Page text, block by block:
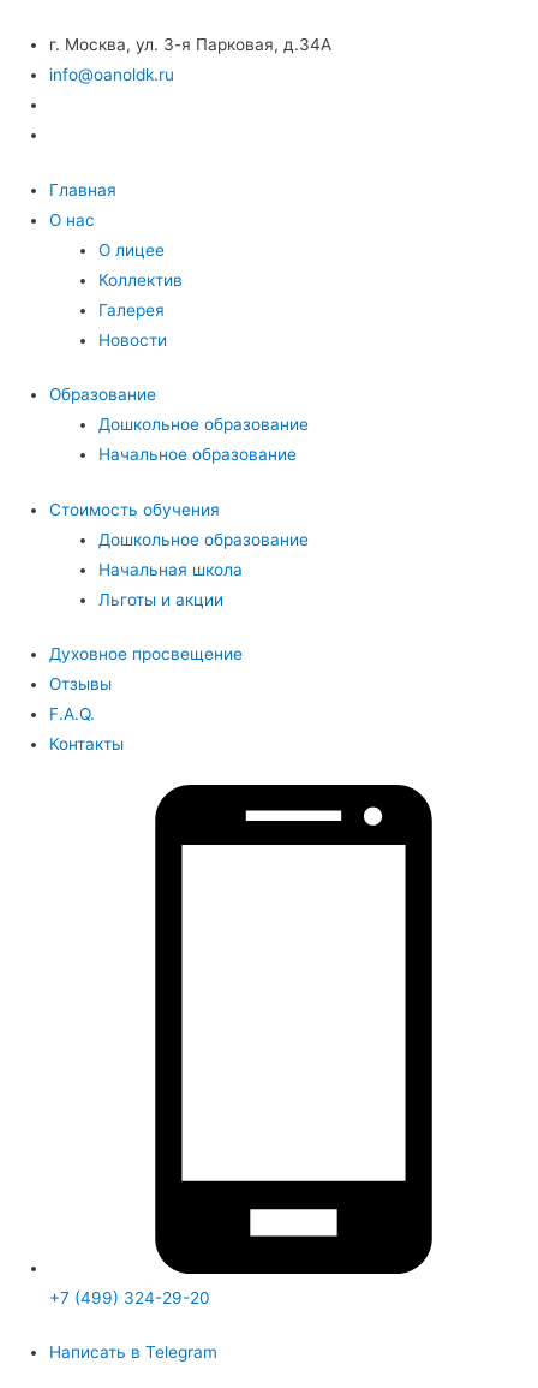
г. Москва, ул. 3-я Парковая, д.34А
info@oanoldk.ru
Главная
О нас
О лицее
Коллектив
Галерея
Новости
Образование
Дошкольное образование
Начальное образование
Стоимость обучения
Дошкольное образование
Начальная школа
Льготы и акции
Духовное просвещение
Отзывы
F.A.Q.
Контакты
+7 (499) 324-29-20
Написать в Telegram